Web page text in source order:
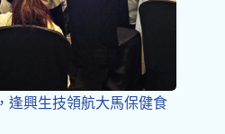
逢興生技領航大馬保健食